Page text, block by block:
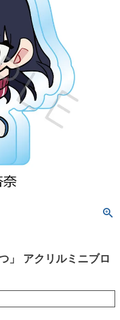
」 アクリルミニブロ